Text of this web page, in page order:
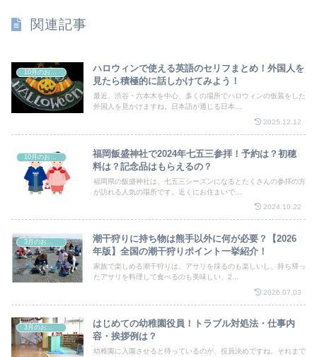
関連記事
ハロウィンで使える英語のセリフまとめ！外国人を
見たら積極的に話しかけてみよう！
最近、渋谷・六本木を中心、多くの場所でハロウィンの仮装をした
外国人を見かけますね。日本語が通じる日本...
2025.12.12
福岡飯盛神社で2024年七五三参拝！予約は？初穂
料は？記念品はもらえるの？
福岡県の飯盛神社は、七五三シーズンになるとたくさんの参拝の方
が訪れる人気の場所です。近くにお住まいで...
2024.10.22
3月のお祭り
潮干狩りに持ち物は熊手以外に何が必要？【2026
年版】全国の潮干狩りポイント一挙紹介！
家族で楽しめる潮干狩りは、アサリを採るのも楽しいし、持ち帰っ
たアサリを料理して食べるのも美味しい、2...
2026.07.03
はじめての幼稚園役員！トラブル対処法・仕事内
容・挨拶例は？
幼稚園に入園させると待っているのが、役員決めですね。それまで